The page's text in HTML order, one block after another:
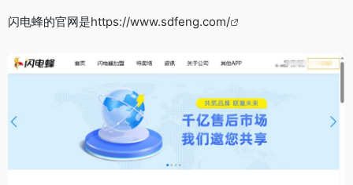
闪电蜂的官网是https://www.sdfeng.com/